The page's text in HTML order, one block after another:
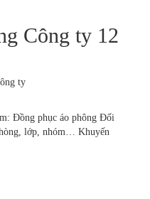
Công ty 12
ty
Đồng phục áo phông Đối
lớp, nhóm… Khuyến